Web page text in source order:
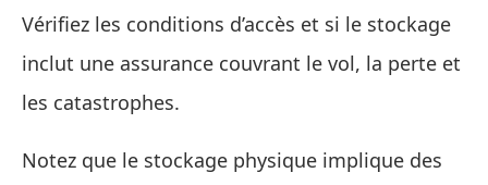
Vérifiez les conditions d’accès et si le stockage
inclut une assurance couvrant le vol, la perte et
les catastrophes.
Notez que le stockage physique implique des